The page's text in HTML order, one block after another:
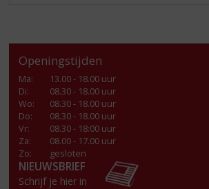
Openingstijden
Ma:
13.00 - 18.00 uur
Di:
08.30 - 18.00 uur
Wo:
08.30 - 18.00 uur
Do:
08.30 - 18.00 uur
Vr:
08.30 - 18:00 uur
Za:
08.00 - 17.00 uur
Zo:
gesloten
NIEUWSBRIEF
Schrijf je hier in